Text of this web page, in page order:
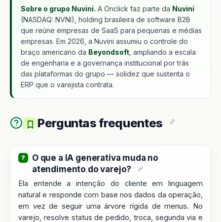
Sobre o grupo Nuvini. A Onclick faz parte da Nuvini
(NASDAQ: NVNI), holding brasileira de software B2B
que reúne empresas de SaaS para pequenas e médias
empresas. Em 2026, a Nuvini assumiu o controle do
braço americano da Beyondsoft , ampliando a escala
de engenharia e a governança institucional por trás
das plataformas do grupo — solidez que sustenta o
ERP que o varejista contrata.
Perguntas frequentes
O que a IA generativa muda no
atendimento do varejo?
Ela entende a intenção do cliente em linguagem
natural e responde com base nos dados da operação,
em vez de seguir uma árvore rígida de menus. No
varejo, resolve status de pedido, troca, segunda via e